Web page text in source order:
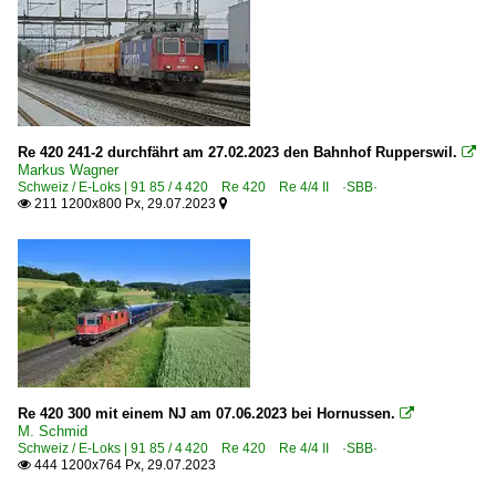
Re 420 241-2 durchfährt am 27.02.2023 den Bahnhof Rupperswil. 
Markus Wagner
Schweiz / E-Loks | 91 85 / 4 420 Re 420 Re 4/4 II ·SBB·
 211 1200x800 Px, 29.07.2023 
Re 420 300 mit einem NJ am 07.06.2023 bei Hornussen. 
M. Schmid
Schweiz / E-Loks | 91 85 / 4 420 Re 420 Re 4/4 II ·SBB·
 444 1200x764 Px, 29.07.2023